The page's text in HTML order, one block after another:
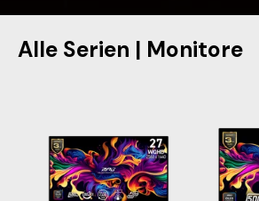
Alle Serien | Monitore